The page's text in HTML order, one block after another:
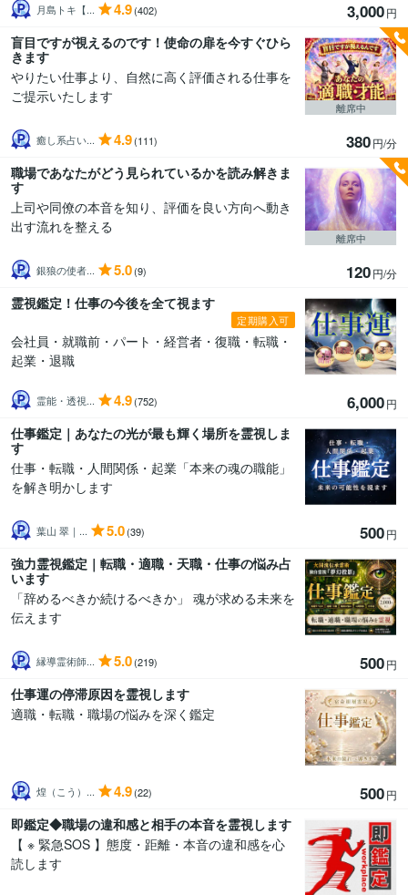
月島トキ【... 4.9(402) 3,000円
盲目ですが視えるのです！使命の扉を今すぐひら
きます
やりたい仕事より、自然に高く評価される仕事を
ご提示いたします
癒し系占い... 4.9(111) 380円/分
離席中
職場であなたがどう見られているかを読み解きま
す
上司や同僚の本音を知り、評価を良い方向へ動き
出す流れを整える
銀狼の使者... 5.0(9) 120円/分
離席中
霊視鑑定！仕事の今後を全て視ます
定期購入可
会社員・就職前・パート・経営者・復職・転職・
起業・退職
霊能・透視... 4.9(752) 6,000円
仕事鑑定｜あなたの光が最も輝く場所を霊視しま
す
仕事・転職・人間関係・起業「本来の魂の職能」
を解き明かします
葉山 翠｜... 5.0(39) 500円
強力霊視鑑定｜転職・適職・天職・仕事の悩み占
います
「辞めるべきか続けるべきか」 魂が求める未来を
伝えます
縁導霊術師... 5.0(219) 500円
仕事運の停滞原因を霊視します
適職・転職・職場の悩みを深く鑑定
煌（こう）... 4.9(22) 500円
即鑑定◆職場の違和感と相手の本音を霊視します
【 ※ 緊急SOS 】態度・距離・本音の違和感を心
読します